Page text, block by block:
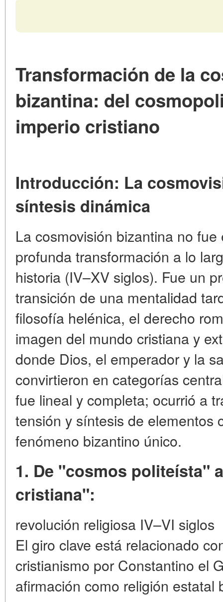
Transformación de la
bizantina: del
imperio cristiano
Introducción: La
síntesis dinámica
La cosmovisión bizantina no
profunda transformación a lo
historia (IV–XV siglos). Fue un
transición de una mentalidad
filosofía helénica, el derecho
imagen del mundo cristiana y
donde Dios, el emperador y la
convirtieron en categorías
fue lineal y completa; ocurrió a
tensión y síntesis de elementos
fenómeno bizantino único.
1. De "cosmos politeísta"
cristiana":
revolución religiosa IV–VI siglos
El giro clave está relacionado
cristianismo por Constantino el
afirmación como religión estatal